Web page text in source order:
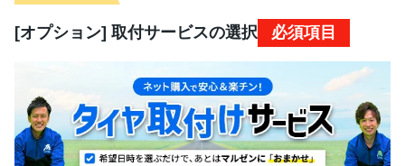
[オプション] 取付サービスの選択 必須項目